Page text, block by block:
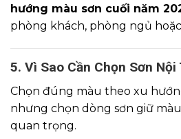
hướng màu sơn cuối năm
phòng khách, phòng ngủ
5. Vì Sao Cần Chọn Sơn
Chọn đúng màu theo xu
nhưng chọn dòng sơn giữ
quan trọng.